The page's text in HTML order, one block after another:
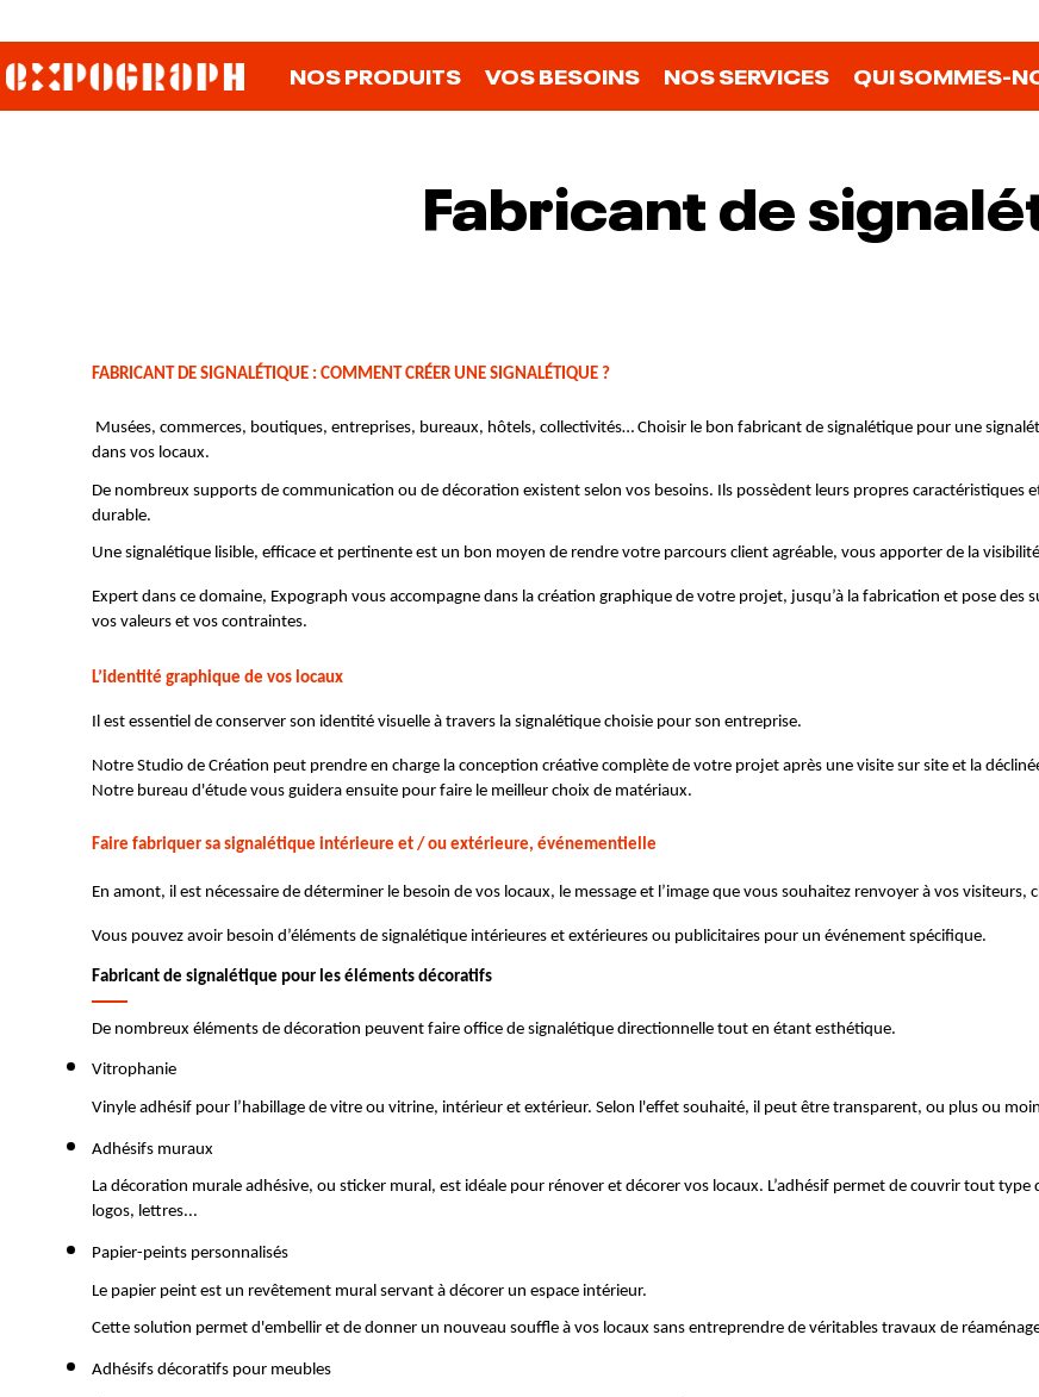
NOS PRODUITS VOS BESOINS NOS SERVICES QUI SOMMES-
Fabricant de
FABRICANT DE SIGNALÉTIQUE : COMMENT CRÉER UNE SIGNALÉTIQUE ?
dans vos locaux.
De nombreux supports de communication ou de décoration existent selon vos besoins. Ils possèdent leurs propres caractéristiques
durable.
Une signalétique lisible, efficace et pertinente est un bon moyen de rendre votre parcours client agréable, vous apporter de la
Expert dans ce domaine, Expograph vous accompagne dans la création graphique de votre projet, jusqu’à la fabrication et pose
vos valeurs et vos contraintes.
L’identité graphique de vos locaux
Il est essentiel de conserver son identité visuelle à travers la signalétique choisie pour son entreprise.
Notre Studio de Création peut prendre en charge la conception créative complète de votre projet après une visite sur site et la
Notre bureau d'étude vous guidera ensuite pour faire le meilleur choix de matériaux.
Faire fabriquer sa signalétique intérieure et / ou extérieure, événementielle
En amont, il est nécessaire de déterminer le besoin de vos locaux, le message et l’image que vous souhaitez renvoyer à vos visiteurs,
Vous pouvez avoir besoin d’éléments de signalétique intérieures et extérieures ou publicitaires pour un événement spécifique.
Fabricant de signalétique pour les éléments décoratifs
De nombreux éléments de décoration peuvent faire office de signalétique directionnelle tout en étant esthétique.
Vitrophanie
Vinyle adhésif pour l’habillage de vitre ou vitrine, intérieur et extérieur. Selon l'effet souhaité, il peut être transparent, ou plus ou
Adhésifs muraux
La décoration murale adhésive, ou sticker mural, est idéale pour rénover et décorer vos locaux. L’adhésif permet de couvrir tout
logos, lettres...
Papier-peints personnalisés
Le papier peint est un revêtement mural servant à décorer un espace intérieur.
Cette solution permet d'embellir et de donner un nouveau souffle à vos locaux sans entreprendre de véritables travaux de
Adhésifs décoratifs pour meubles